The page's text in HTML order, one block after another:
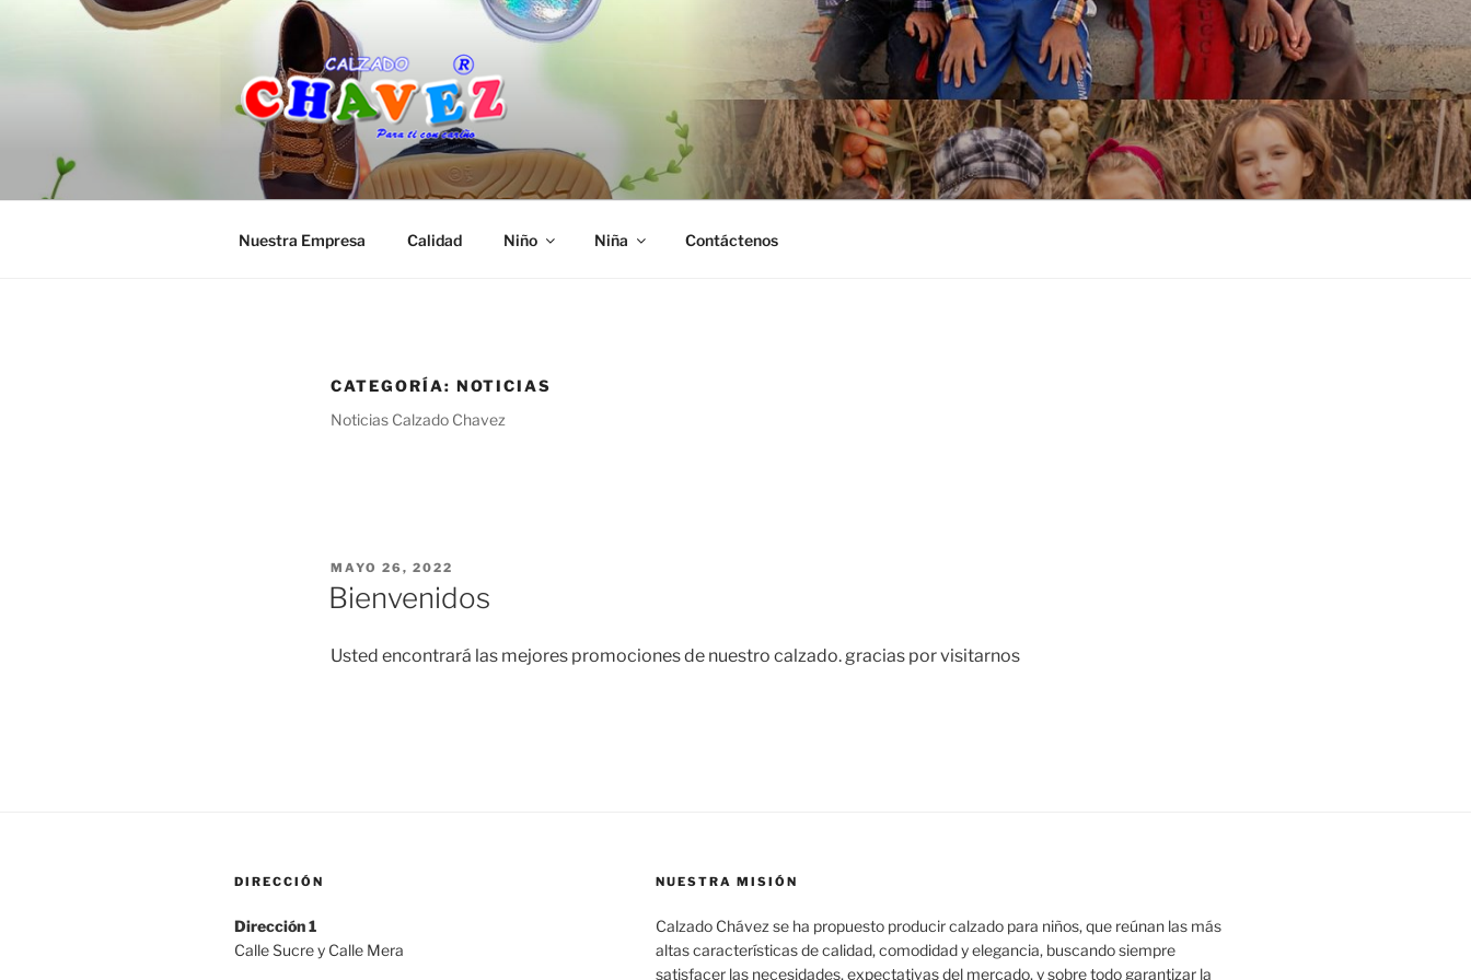
Nuestra Empresa Calidad Niño Niña Contáctenos
CATEGORÍA: NOTICIAS
Noticias Calzado Chavez
PUBLICADO
EL
MAYO 26, 2022
Bienvenidos
Usted encontrará las mejores promociones de nuestro calzado. gracias por visitarnos
DIRECCIÓN
Dirección 1
Calle Sucre y Calle Mera
NUESTRA MISIÓN
Calzado Chávez se ha propuesto producir calzado para niños, que reúnan las más
altas características de calidad, comodidad y elegancia, buscando siempre
satisfacer las necesidades, expectativas del mercado, y sobre todo garantizar la